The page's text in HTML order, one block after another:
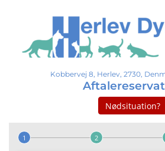
Kobbervej 8, Herlev, 2730,
Nødsituation?
Step 1 of 4